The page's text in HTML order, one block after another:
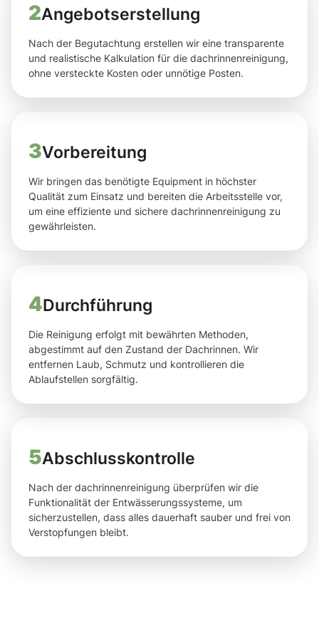
2Angebotserstellung
Nach der Begutachtung erstellen wir eine transparente
und realistische Kalkulation für die dachrinnenreinigung,
ohne versteckte Kosten oder unnötige Posten.
3Vorbereitung
Wir bringen das benötigte Equipment in höchster
Qualität zum Einsatz und bereiten die Arbeitsstelle vor,
um eine effiziente und sichere dachrinnenreinigung zu
gewährleisten.
4Durchführung
Die Reinigung erfolgt mit bewährten Methoden,
abgestimmt auf den Zustand der Dachrinnen. Wir
entfernen Laub, Schmutz und kontrollieren die
Ablaufstellen sorgfältig.
5Abschlusskontrolle
Nach der dachrinnenreinigung überprüfen wir die
Funktionalität der Entwässerungssysteme, um
sicherzustellen, dass alles dauerhaft sauber und frei von
Verstopfungen bleibt.